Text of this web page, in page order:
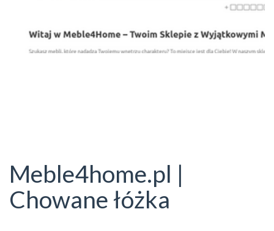
Meble4home.pl |
Chowane łóżka